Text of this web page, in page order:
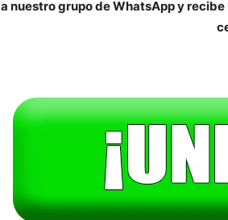
a nuestro grupo de WhatsApp y